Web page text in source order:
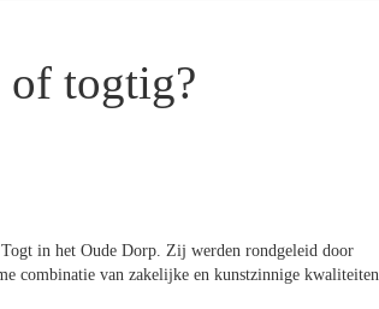
of togtig?
in het Oude Dorp. Zij werden rondgeleid door
combinatie van zakelijke en kunstzinnige kwaliteiten